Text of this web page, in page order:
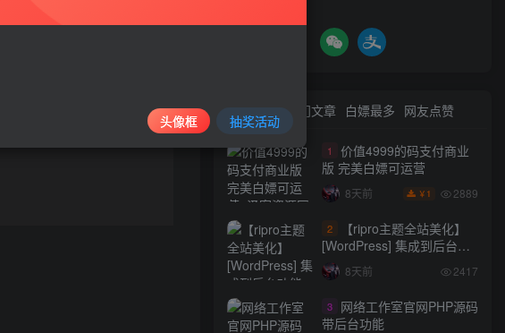
热门文章 白嫖最多 网友点赞
1
价值4999的码支付商业
版 完美白嫖可运营
8天前 ￥ 1 2889
2
【ripro主题全站美化】
[WordPress] 集成到后台功
能的全站美化包
WordPress…
8天前 2417
3
网络工作室官网PHP源码
带后台功能
头像框 抽奖活动